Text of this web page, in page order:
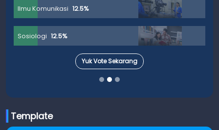
Ilmu Komunikasi 12.5%
Sosiologi 12.5%
Yuk Vote Sekarang
Template